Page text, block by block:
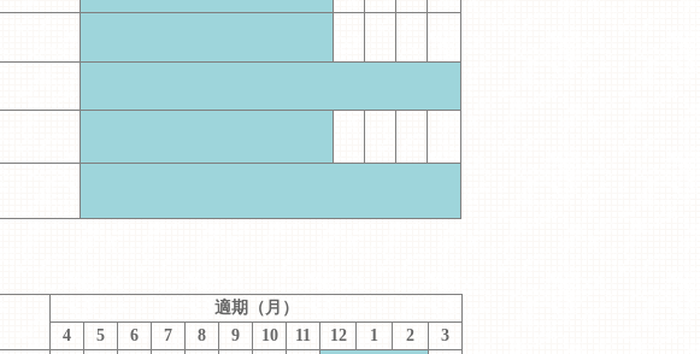
適期（月）
4
5 6 7 8 9 10 11 12 1 2
3